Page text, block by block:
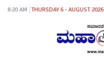
8:20 AM THURSDAY 6 - AUGUST 2026